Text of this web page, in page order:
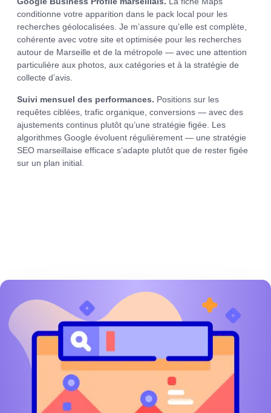
conditionne votre apparition dans le pack local pour les
recherches géolocalisées. Je m’assure qu’elle est complète,
cohérente avec votre site et optimisée pour les recherches
autour de Marseille et de la métropole — avec une attention
particulière aux photos, aux catégories et à la stratégie de
collecte d’avis.
Suivi mensuel des performances. Positions sur les
requêtes ciblées, trafic organique, conversions — avec des
ajustements continus plutôt qu’une stratégie figée. Les
algorithmes Google évoluent régulièrement — une stratégie
SEO marseillaise efficace s’adapte plutôt que de rester figée
sur un plan initial.